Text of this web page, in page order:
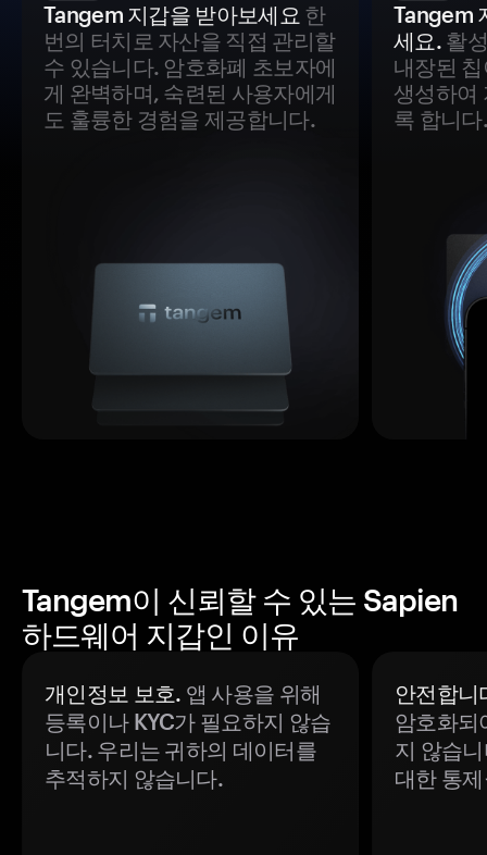
Tangem 지갑을 받아보세요 한
번의 터치로 자산을 직접 관리할
수 있습니다. 암호화폐 초보자에
게 완벽하며, 숙련된 사용자에게
도 훌륭한 경험을 제공합니다.
Tangem
세요.활
내장된
생성하여
록 합니다.
Tangem이 신뢰할 수 있는 Sapien
하드웨어 지갑인 이유
개인정보 보호. 앱 사용을 위해
등록이나 KYC가 필요하지 않습
니다. 우리는 귀하의 데이터를
추적하지 않습니다.
안전합니
암호화되
지 않습
대한 통